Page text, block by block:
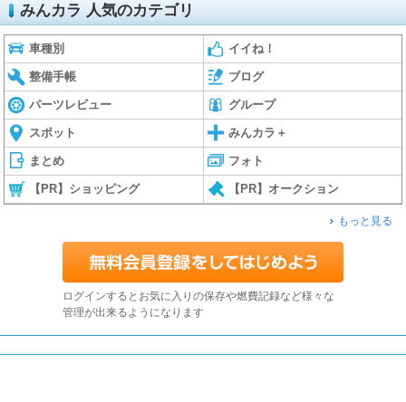
みんカラ 人気のカテゴリ
車種別 イイね！
整備手帳 ブログ
パーツレビュー グループ
スポット みんカラ＋
まとめ フォト
【PR】ショッピング 【PR】オークション
もっと見る
ログインするとお気に入りの保存や燃費記録など様々な
管理が出来るようになります